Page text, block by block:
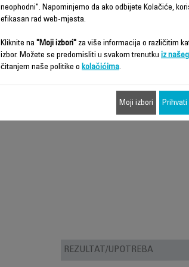
Karakteristike
REZULTAT/UPOTREBA
neophodni". Napominjemo da ako odbijete Kolačiće,
efikasan rad web-mjesta.
Kliknite na "Moji izbori" za više informacija o različitim
izbor. Možete se predomisliti u svakom trenutku iz
čitanjem naše politike o kolačićima.
Moji izbori